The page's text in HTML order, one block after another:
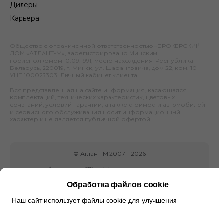
Дилеры
Карьера
Общество с ограниченной ответственностью «БРОКЕРСКИЙ
ДОМ «АТЛАНТ-М», зарегистрировано Минским
горисполкомом 10.09.1991; место нахождения: Республика
Беларусь, 220019, г. Минск, ул. Шаранговича, дом 22, ком. 10;
УНП 100023303.
Личный кабинет клиента
Вся представленная на сайте информация, касающаяся
комплектаций, технических характеристик, цветовых
сочетаний, условий гарантии, а также стоимости автомобилей
и сервисного обслуживания носит информационный
характер и не является публичной офертой.
© Атлант-М 2007 – 2026
Обработка файлов cookie
Наш сайт использует файлы cookie для улучшения